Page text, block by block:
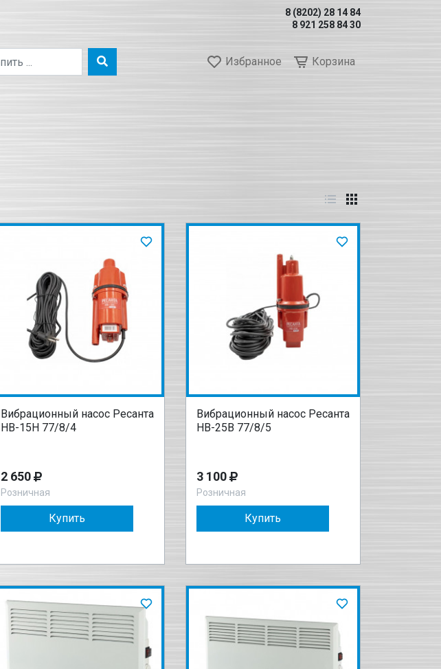
8 (8202) 28 14 84
8 921 258 84 30
Избранное Корзина
Вибрационный насос Ресанта
НВ-15Н 77/8/4
2 650
Розничная
Купить
Вибрационный насос Ресанта
НВ-25В 77/8/5
3 100
Розничная
Купить